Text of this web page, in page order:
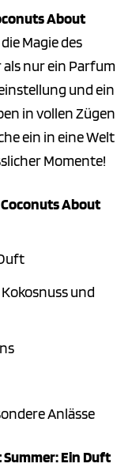
About
Magie des
nur ein Parfum
und ein
in vollen Zügen
ein in eine Welt
Momente!
Coconuts About
und
Anlässe
Summer: Ein Duft